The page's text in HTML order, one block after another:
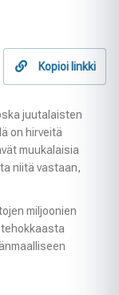
Kopioi linkki
juutalaisten
on hirveitä
muukalaisia
niitä vastaan,
miljoonien